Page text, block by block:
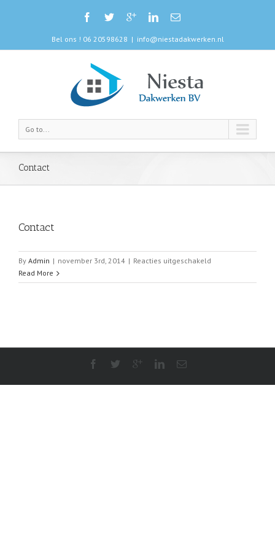
Bel ons ! 06 20598628 | info@niestadakwerken.nl
Go to...
Contact
Contact
By Admin | november 3rd, 2014 | Reacties uitgeschakeld
Read More